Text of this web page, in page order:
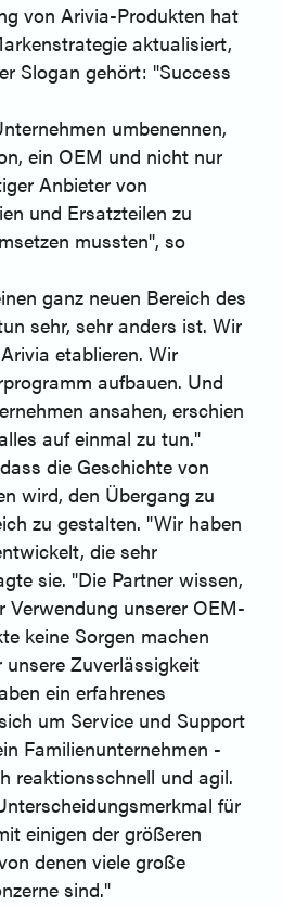
von Arivia-Produkten hat
aktualisiert,
Slogan gehört: "Success
umbenennen,
ein OEM und nicht nur
Anbieter von
und Ersatzteilen zu
mussten", so
ganz neuen Bereich des
sehr, sehr anders ist. Wir
etablieren. Wir
aufbauen. Und
ansahen, erschien
auf einmal zu tun."
die Geschichte von
wird, den Übergang zu
zu gestalten. "Wir haben
die sehr
sie. "Die Partner wissen,
Verwendung unserer OEM-
keine Sorgen machen
Zuverlässigkeit
ein erfahrenes
um Service und Support
Familienunternehmen -
reaktionsschnell und agil.
für
einigen der größeren
denen viele große
sind."